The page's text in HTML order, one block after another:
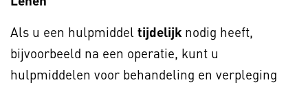
Als u een hulpmiddel tijdelijk nodig heeft,
bijvoorbeeld na een operatie, kunt u
hulpmiddelen voor behandeling en verpleging